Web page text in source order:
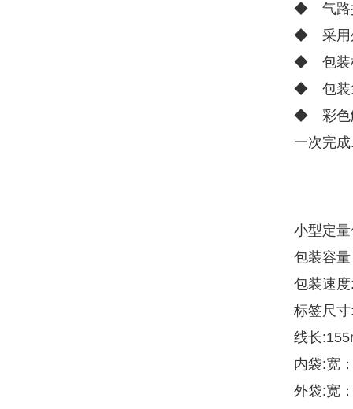
◆ 气路
◆ 采用
◆ 包装
◆ 包装
◆ 彩色
一次完成
小型定
包装容
包装速
标签尺
线长
内袋:宽
外袋:宽